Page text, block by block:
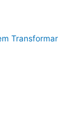
Transformar